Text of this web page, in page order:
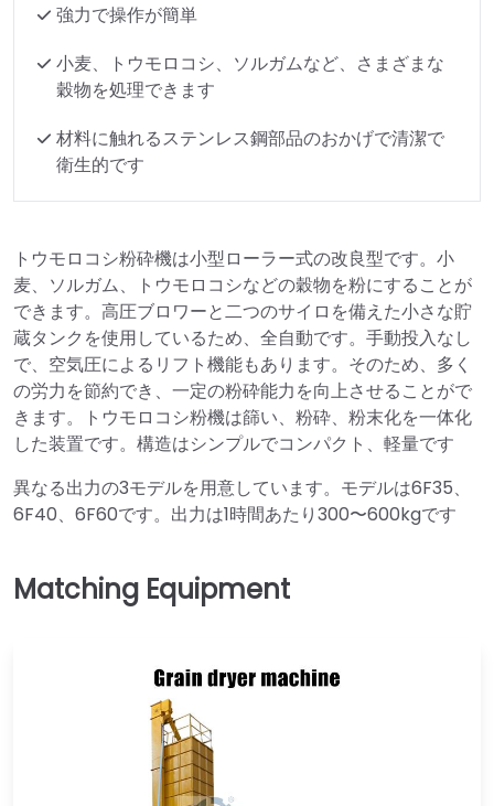
強力で操作が簡単
小麦、トウモロコシ、ソルガムなど、さまざまな
穀物を処理できます
材料に触れるステンレス鋼部品のおかげで清潔で
衛生的です
トウモロコシ粉砕機は小型ローラー式の改良型です。小
麦、ソルガム、トウモロコシなどの穀物を粉にすることが
できます。高圧ブロワーと二つのサイロを備えた小さな貯
蔵タンクを使用しているため、全自動です。手動投入なし
で、空気圧によるリフト機能もあります。そのため、多く
の労力を節約でき、一定の粉砕能力を向上させることがで
きます。トウモロコシ粉機は篩い、粉砕、粉末化を一体化
した装置です。構造はシンプルでコンパクト、軽量です
異なる出力の3モデルを用意しています。モデルは6F35、
6F40、6F60です。出力は1時間あたり300〜600kgです